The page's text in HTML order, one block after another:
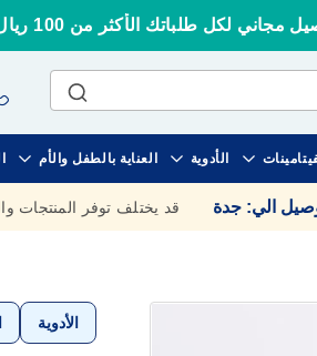
مجاني لكل طلباتك الأكثر من 100 ريال
الأدوية العناية بالطفل والأم
الي: جدة قد يختلف توفر المنتجات
الأدوية